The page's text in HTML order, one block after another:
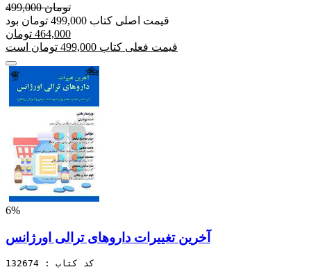
499,000 تومان
قیمت اصلی کتاب 499,000 تومان بود
464,000 تومان
قیمت فعلی کتاب 499,000 تومان است
6%
آخرین تغییرات داروهای ترالی اورژانس
کد کتاب : 132674